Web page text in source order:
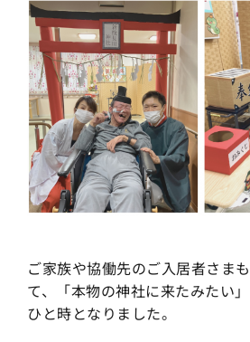
ご家族や協働先のご入居者さま
て、「本物の神社に来たみたい
ひと時となりました。